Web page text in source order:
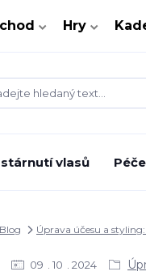
Hry
vlasů
Blog Úprava účesu a
09 10 2024